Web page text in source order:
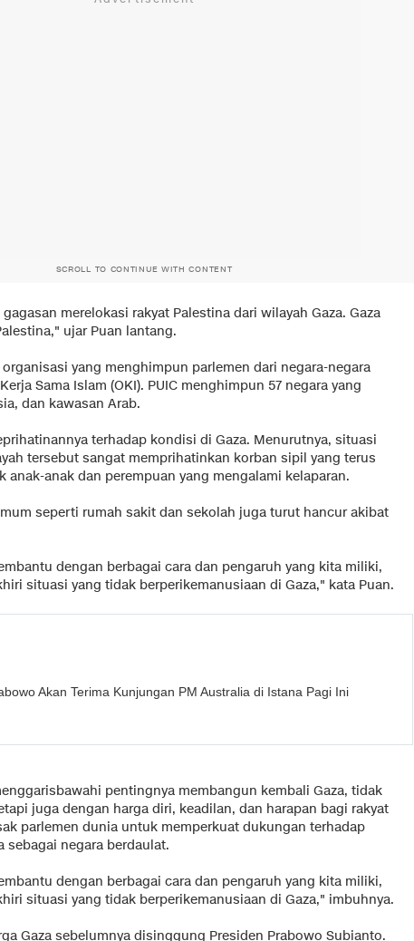
SCROLL TO CONTINUE WITH CONTENT
merelokasi rakyat Palestina dari wilayah Gaza. Gaza
ujar Puan lantang.
organisasi yang menghimpun parlemen dari negara-negara
Sama Islam (OKI). PUIC menghimpun 57 negara yang
dan kawasan Arab.
terhadap kondisi di Gaza. Menurutnya, situasi
tersebut sangat memprihatinkan korban sipil yang terus
anak-anak dan perempuan yang mengalami kelaparan.
seperti rumah sakit dan sekolah juga turut hancur akibat
dengan berbagai cara dan pengaruh yang kita miliki,
situasi yang tidak berperikemanusiaan di Gaza," kata Puan.
Akan Terima Kunjungan PM Australia di Istana Pagi Ini
pentingnya membangun kembali Gaza, tidak
juga dengan harga diri, keadilan, dan harapan bagi rakyat
parlemen dunia untuk memperkuat dukungan terhadap
sebagai negara berdaulat.
dengan berbagai cara dan pengaruh yang kita miliki,
situasi yang tidak berperikemanusiaan di Gaza," imbuhnya.
Gaza sebelumnya disinggung Presiden Prabowo Subianto.